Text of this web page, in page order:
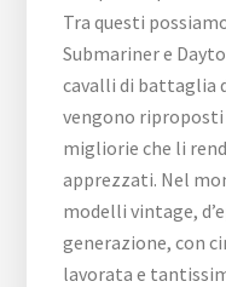
Tra questi
Submariner e
cavalli di battaglia
vengono
migliorie che li
apprezzati. Nel
modelli vintage,
generazione, con
lavorata e